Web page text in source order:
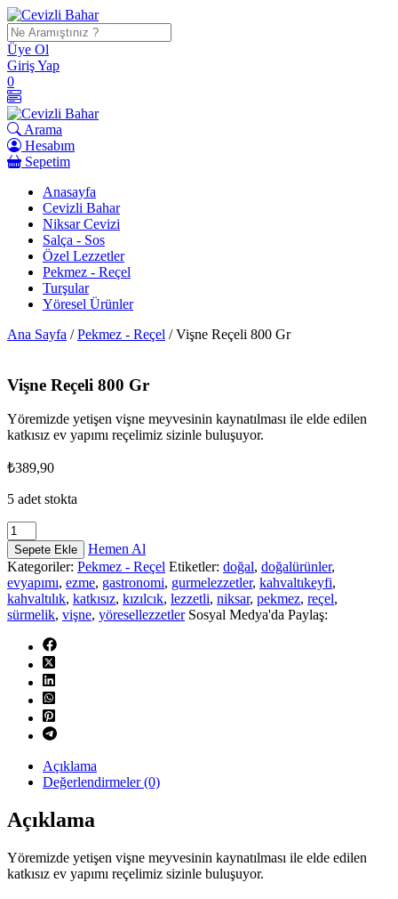
İçeriği
Geç
Üye Ol
Giriş Yap
0
Arama
Hesabım
Sepetim
Anasayfa
Cevizli Bahar
Niksar Cevizi
Salça - Sos
Özel Lezzetler
Pekmez - Reçel
Turşular
Yöresel Ürünler
Ana Sayfa /Pekmez - Reçel / Vişne Reçeli 800 Gr
Vişne Reçeli 800 Gr
Yöremizde yetişen vişne meyvesinin kaynatılması ile elde edilen
katkısız ev yapımı reçelimiz sizinle buluşuyor.
₺389,90
5 adet stokta
Vişne
Reçeli
800
Gr
adet
Sepete Ekle
Hemen Al
Kategoriler: Pekmez - Reçel Etiketler: doğal, doğalürünler,
evyapımı, ezme, gastronomi, gurmelezzetler, kahvaltıkeyfi,
kahvaltılık, katkısız, kızılcık, lezzetli, niksar, pekmez, reçel,
sürmelik, vişne, yöresellezzetler Sosyal Medya'da Paylaş:
Açıklama
Değerlendirmeler (0)
Açıklama
Yöremizde yetişen vişne meyvesinin kaynatılması ile elde edilen
katkısız ev yapımı reçelimiz sizinle buluşuyor.